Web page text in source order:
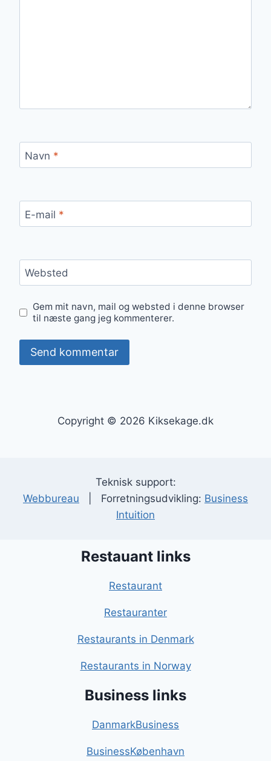
Navn *
E-mail *
Websted
Gem mit navn, mail og websted i denne browser
til næste gang jeg kommenterer.
Copyright © 2026 Kiksekage.dk
Teknisk support:
Webbureau | Forretningsudvikling: Business
Intuition
Restauant links
Restaurant
Restauranter
Restaurants in Denmark
Restaurants in Norway
Business links
DanmarkBusiness
BusinessKøbenhavn